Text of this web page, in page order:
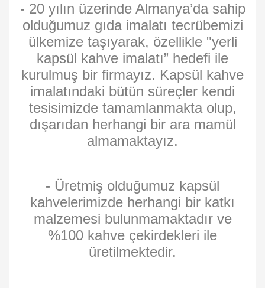
- 20 yılın üzerinde Almanya’da sahip
olduğumuz gıda imalatı tecrübemizi
ülkemize taşıyarak, özellikle "yerli
kapsül kahve imalatı” hedefi ile
kurulmuş bir firmayız. Kapsül kahve
imalatındaki bütün süreçler kendi
tesisimizde tamamlanmakta olup,
dışarıdan herhangi bir ara mamül
almamaktayız.
- Üretmiş olduğumuz kapsül
kahvelerimizde herhangi bir katkı
malzemesi bulunmamaktadır ve
%100 kahve çekirdekleri ile
üretilmektedir.